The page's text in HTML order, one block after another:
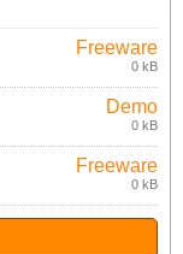
Freeware
0 kB
Demo
0 kB
Freeware
0 kB